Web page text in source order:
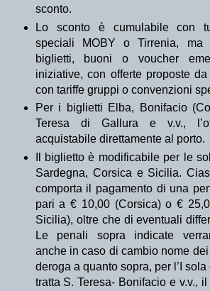
sconto.
Lo sconto è cumulabile con
speciali MOBY o Tirrenia, ma
biglietti, buoni o voucher
iniziative, con offerte proposte
con tariffe gruppi o convenzioni
Per i biglietti Elba, Bonifacio
Teresa di Gallura e v.v.,
acquistabile direttamente al porto.
Il biglietto è modificabile per le
Sardegna, Corsica e Sicilia.
comporta il pagamento di una
pari a € 10,00 (Corsica) o €
Sicilia), oltre che di eventuali
Le penali sopra indicate
anche in caso di cambio nome
deroga a quanto sopra, per l’I sola
tratta S. Teresa- Bonifacio e v.v.,